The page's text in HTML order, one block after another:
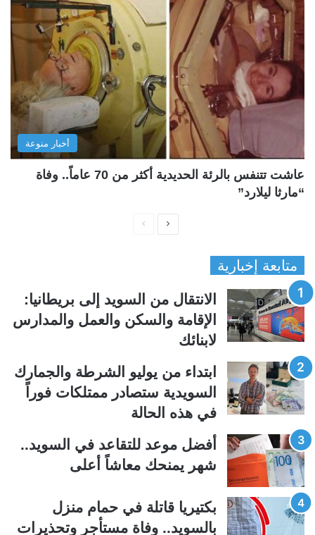
أخبار منوعة
عاشت تتنفس بالرئة الحديدية أكثر من 70 عاماً.. وفاة
“مارثا ليلارد”
ح
ة
س
ب
ق
ح
ة
ت
ل
متابعة إخبارية
الانتقال من السويد إلى بريطانيا:
الإقامة والسكن والعمل والمدارس
لابنائك
ابتداء من يوليو الشرطة والجمارك
السويدية ستصادر ممتلكات فوراً
في هذه الحالة
أفضل موعد للتقاعد في السويد..
شهر يمنحك معاشاً أعلى
بكتيريا قاتلة في حمام منزل
بالسويد.. وفاة مستأجر وتحذيرات